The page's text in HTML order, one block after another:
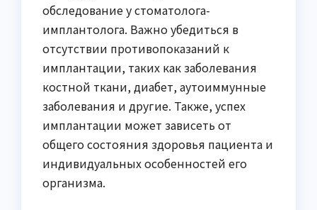
обследование у стоматолога-
имплантолога. Важно убедиться в
отсутствии противопоказаний к
имплантации, таких как заболевания
костной ткани, диабет, аутоиммунные
заболевания и другие. Также, успех
имплантации может зависеть от
общего состояния здоровья пациента и
индивидуальных особенностей его
организма.